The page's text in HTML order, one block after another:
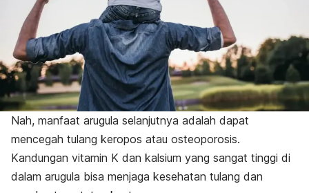
Nah, manfaat arugula selanjutnya adalah dapat
mencegah tulang keropos atau osteoporosis.
Kandungan vitamin K dan kalsium yang sangat tinggi di
dalam arugula bisa menjaga kesehatan tulang dan